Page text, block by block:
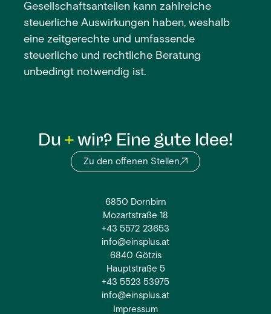
Gesellschaftsanteilen kann zahlreiche
steuerliche Auswirkungen haben, weshalb
eine zeitgerechte und umfassende
steuerliche und rechtliche Beratung
unbedingt notwendig ist.
Du wir? Eine gute Idee!
Zu den offenen Stellen
6850 Dornbirn
Mozartstraße 18
+43 5572 23653
info@einsplus.at
6840 Götzis
Hauptstraße 5
+43 5523 53975
info@einsplus.at
Impressum